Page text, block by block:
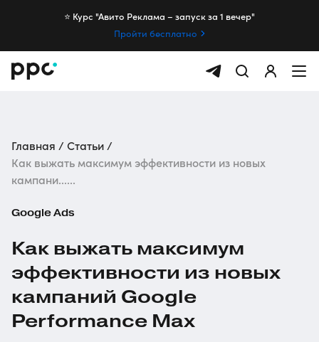
⭐️ Курс "Авито Реклама – запуск за 1 вечер"
Пройти бесплатно
Главная
Статьи
Как выжать максимум эффективности из новых
кампани......
Google Ads
Как выжать максимум
эффективности из новых
кампаний Google
Performance Max